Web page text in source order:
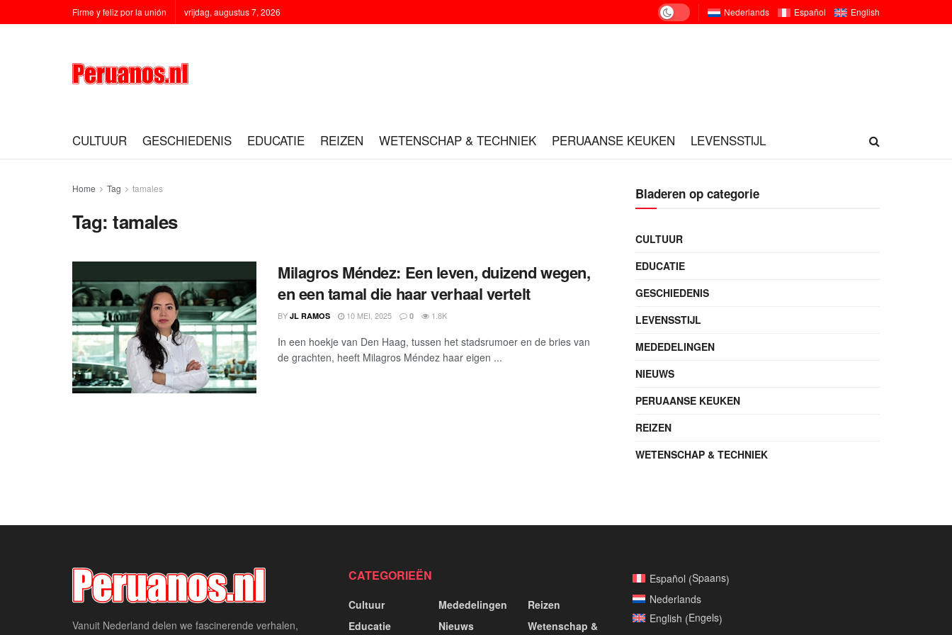
Firme y feliz por la unión vrijdag, augustus 7, 2026 Nederlands Español English
CULTUUR GESCHIEDENIS EDUCATIE REIZEN WETENSCHAP & TECHNIEK PERUAANSE KEUKEN LEVENSSTIJL
Home Tag tamales
Tag:tamales
Milagros Méndez: Een leven, duizend wegen,
en een tamal die haar verhaal vertelt
BY JL RAMOS 10 MEI, 2025 0 1.8K
In een hoekje van Den Haag, tussen het stadsrumoer en de bries van
de grachten, heeft Milagros Méndez haar eigen ...
Bladeren op categorie
CULTUUR
EDUCATIE
GESCHIEDENIS
LEVENSSTIJL
MEDEDELINGEN
NIEUWS
PERUAANSE KEUKEN
REIZEN
WETENSCHAP & TECHNIEK
Vanuit Nederland delen we fascinerende verhalen,
CATEGORIEËN
Cultuur
Educatie
Mededelingen
Nieuws
Reizen
Wetenschap &
Español (Spaans)
Nederlands
English (Engels)